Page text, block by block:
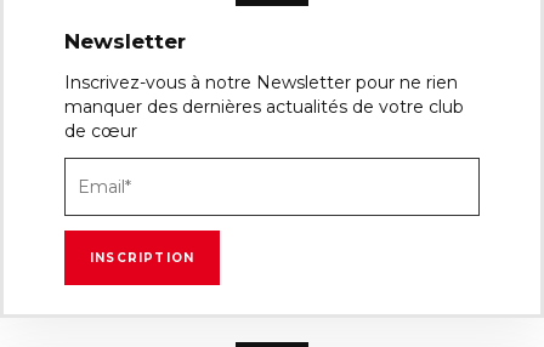
Newsletter
Inscrivez-vous à notre Newsletter pour ne rien
manquer des dernières actualités de votre club
de cœur